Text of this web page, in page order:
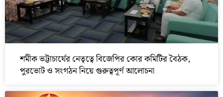
শমীক ভট্টাচার্যের নেতৃত্বে বিজেপির কোর কমিটির বৈঠক,
পুরভোট ও সংগঠন নিয়ে গুরুত্বপূর্ণ আলোচনা